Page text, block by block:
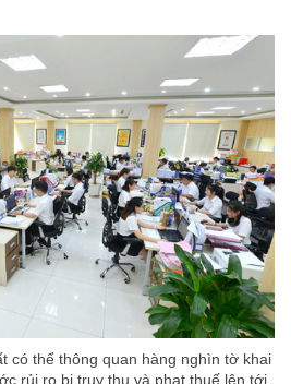
có thể thông quan hàng nghìn tờ khai
rủi ro bị truy thu và phạt thuế lên tới